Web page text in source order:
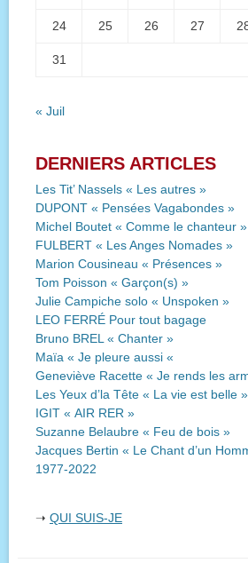
24 25 26 27
31
« Juil
DERNIERS ARTICLES
Les Tit’ Nassels « Les autres »
DUPONT « Pensées Vagabondes »
Michel Boutet « Comme le chanteur »
FULBERT « Les Anges Nomades »
Marion Cousineau « Présences »
Tom Poisson « Garçon(s) »
Julie Campiche solo « Unspoken »
LEO FERRÉ Pour tout bagage
Bruno BREL « Chanter »
Maïa « Je pleure aussi «
Geneviève Racette « Je rends les
Les Yeux d’la Tête « La vie est belle »
IGIT « AIR RER »
Suzanne Belaubre « Feu de bois »
Jacques Bertin « Le Chant d’un
1977-2022
➝ QUI SUIS-JE